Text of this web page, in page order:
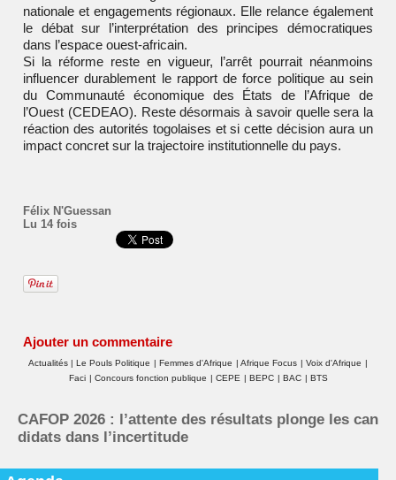
nationale et engagements régionaux. Elle relance également
le débat sur l’interprétation des principes démocratiques
dans l’espace ouest-africain.
Si la réforme reste en vigueur, l’arrêt pourrait néanmoins
influencer durablement le rapport de force politique au sein
du Communauté économique des États de l’Afrique de
l’Ouest (CEDEAO). Reste désormais à savoir quelle sera la
réaction des autorités togolaises et si cette décision aura un
impact concret sur la trajectoire institutionnelle du pays.
Félix N'Guessan
Lu 14 fois
Ajouter un commentaire
Actualités | Le Pouls Politique | Femmes d'Afrique | Afrique Focus | Voix d'Afrique |
Faci | Concours fonction publique | CEPE | BEPC | BAC | BTS
CAFOP 2026 : l’attente des résultats plonge les can
didats dans l’incertitude